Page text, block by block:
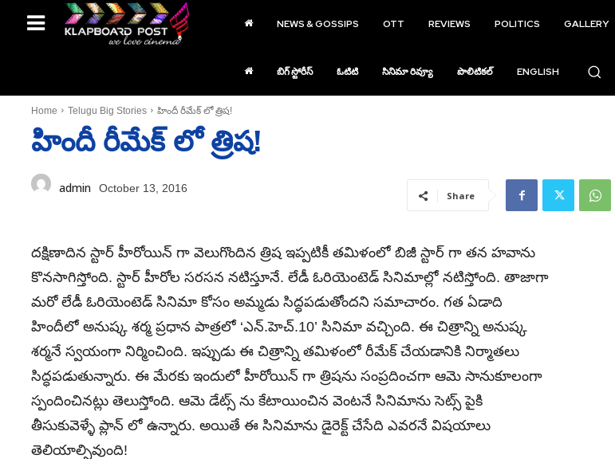
NEWS & GOSSIPS OTT REVIEWS POLITICS GALLERY
బిగ్ స్టోరీస్ ఓటిటి సినిమా రివ్యూ పొలిటికల్ ENGLISH
Home Telugu Big Stories హిందీ రీమేక్ లో త్రిష!
హిందీ రీమేక్ లో త్రిష!
admin October 13, 2016
Share
దక్షిణాదిన స్టార్ హీరోయిన్ గా వెలుగొందిన త్రిష ఇప్పటికీ తమిళంలో బిజీ స్టార్ గా తన హవాను
కొనసాగిస్తోంది. స్టార్ హీరోల సరసన నటిస్తూనే. లేడీ ఓరియెంటెడ్ సినిమాల్లో నటిస్తోంది. తాజాగా
మరో లేడీ ఓరియెంటెడ్ సినిమా కోసం అమ్మడు సిద్ధపడుతోందని సమాచారం. గత ఏడాది
హిందీలో అనుష్క శర్మ ప్రధాన పాత్రలో ‘ఎన్.హెచ్.10’ సినిమా వచ్చింది. ఈ చిత్రాన్ని అనుష్క
శర్మనే స్వయంగా నిర్మించింది. ఇప్పుడు ఈ చిత్రాన్ని తమిళంలో రీమేక్ చేయడానికి నిర్మాతలు
సిద్ధపడుతున్నారు. ఈ మేరకు ఇందులో హీరోయిన్ గా త్రిషను సంప్రదించగా ఆమె సానుకూలంగా
స్పందించినట్లు తెలుస్తోంది. ఆమె డేట్స్ ను కేటాయించిన వెంటనే సినిమాను సెట్స్ పైకి
తీసుకువెళ్ళే ప్లాన్ లో ఉన్నారు. అయితే ఈ సినిమాను డైరెక్ట్ చేసేది ఎవరనే విషయాలు
తెలియాల్సివుంది!